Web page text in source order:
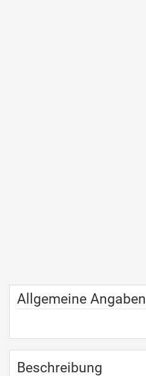
Allgemeine Angaben
Beschreibung